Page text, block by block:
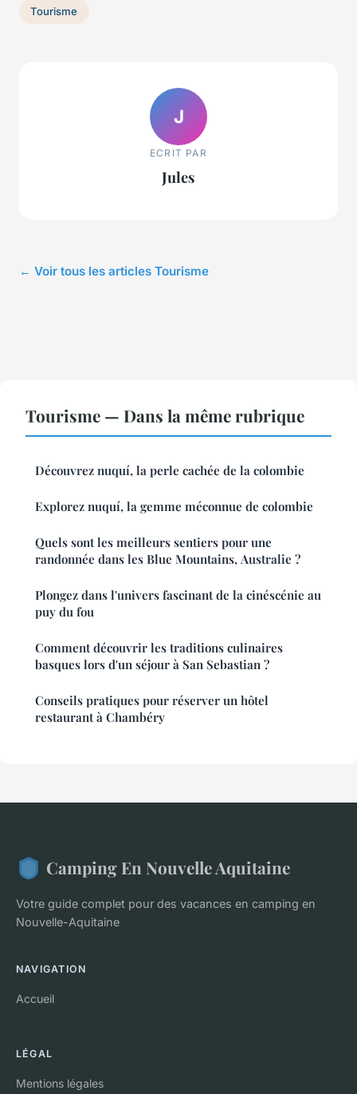
Tourisme
J
ECRIT PAR
Jules
← Voir tous les articles Tourisme
Tourisme — Dans la même rubrique
Découvrez nuquí, la perle cachée de la colombie
Explorez nuquí, la gemme méconnue de colombie
Quels sont les meilleurs sentiers pour une
randonnée dans les Blue Mountains, Australie ?
Plongez dans l'univers fascinant de la cinéscénie au
puy du fou
Comment découvrir les traditions culinaires
basques lors d'un séjour à San Sebastian ?
Conseils pratiques pour réserver un hôtel
restaurant à Chambéry
Camping En Nouvelle Aquitaine
Votre guide complet pour des vacances en camping en
Nouvelle-Aquitaine
NAVIGATION
Accueil
LÉGAL
Mentions légales